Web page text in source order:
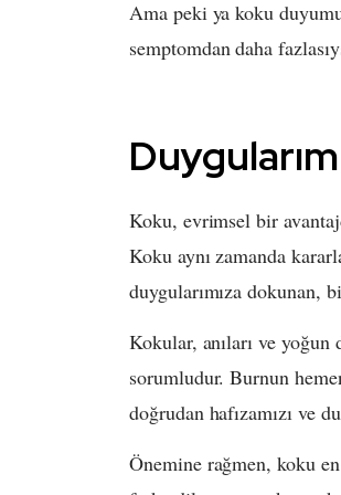
Ama peki ya koku
semptomdan daha
Koku, evrimsel bir
Koku aynı zamanda
duygularımıza dokunan,
Kokular, anıları ve
sorumludur. Burnun
doğrudan hafızamızı ve
Önemine rağmen, koku